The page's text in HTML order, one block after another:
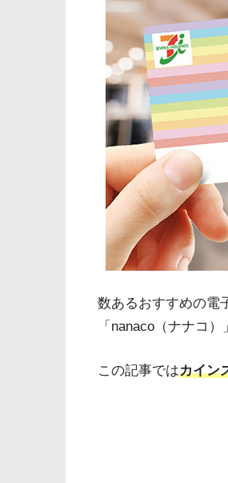
数あるおすすめの電
「nanaco（ナナコ）
この記事ではカイン